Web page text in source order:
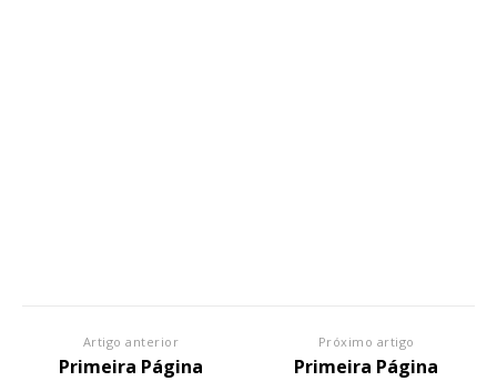
Artigo anterior
Primeira Página
Próximo artigo
Primeira Página